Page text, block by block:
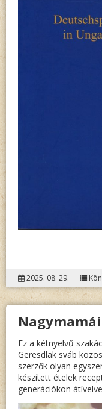
2025. 08. 29.
Ez a kétnyelvű
Geresdlak sváb
szerzők olyan
készített ételek
generációkon